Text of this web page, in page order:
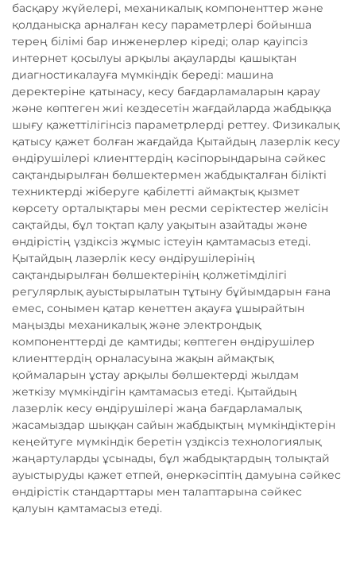
басқару жүйелері, механикалық компоненттер және
қолданысқа арналған кесу параметрлері бойынша
терең білімі бар инженерлер кіреді; олар қауіпсіз
интернет қосылуы арқылы ақауларды қашықтан
диагностикалауға мүмкіндік береді: машина
деректеріне қатынасу, кесу бағдарламаларын қарау
және көптеген жиі кездесетін жағдайларда жабдыққа
шығу қажеттілігінсіз параметрлерді реттеу. Физикалық
қатысу қажет болған жағдайда Қытайдың лазерлік кесу
өндірушілері клиенттердің кәсіпорындарына сәйкес
сақтандырылған бөлшектермен жабдықталған білікті
техниктерді жіберуге қабілетті аймақтық қызмет
көрсету орталықтары мен ресми серіктестер желісін
сақтайды, бұл тоқтап қалу уақытын азайтады және
өндірістің үздіксіз жұмыс істеуін қамтамасыз етеді.
Қытайдың лазерлік кесу өндірушілерінің
сақтандырылған бөлшектерінің қолжетімділігі
регулярлық ауыстырылатын тұтыну бұйымдарын ғана
емес, сонымен қатар кенеттен ақауға ұшырайтын
маңызды механикалық және электрондық
компоненттерді де қамтиды; көптеген өндірушілер
клиенттердің орналасуына жақын аймақтық
қоймаларын ұстау арқылы бөлшектерді жылдам
жеткізу мүмкіндігін қамтамасыз етеді. Қытайдың
лазерлік кесу өндірушілері жаңа бағдарламалық
жасамыздар шыққан сайын жабдықтың мүмкіндіктерін
кеңейтуге мүмкіндік беретін үздіксіз технологиялық
жаңартуларды ұсынады, бұл жабдықтардың толықтай
ауыстыруды қажет етпей, өнеркәсіптің дамуына сәйкес
өндірістік стандарттары мен талаптарына сәйкес
қалуын қамтамасыз етеді.